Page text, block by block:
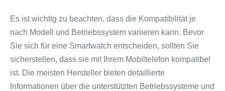
Es ist wichtig zu beachten, dass die Kompatibilität je
nach Modell und Betriebssystem variieren kann. Bevor
Sie sich für eine Smartwatch entscheiden, sollten Sie
sicherstellen, dass sie mit Ihrem Mobiltelefon kompatibel
ist. Die meisten Hersteller bieten detaillierte
Informationen über die unterstützten Betriebssysteme und